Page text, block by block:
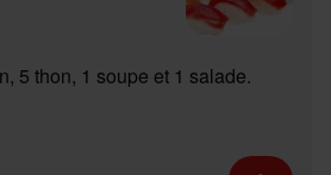
5 thon, 1 soupe et 1 salade.